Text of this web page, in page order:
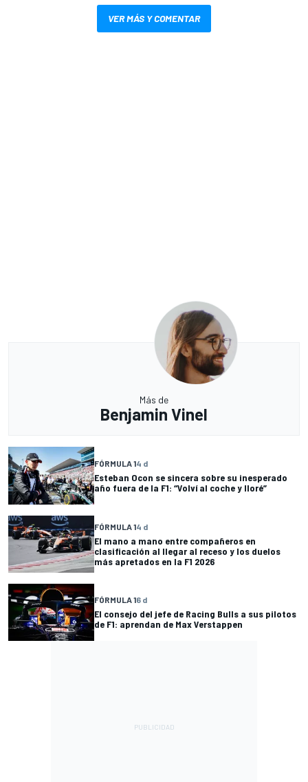
VER MÁS Y COMENTAR
Más de
Benjamin Vinel
FÓRMULA 14 d
Esteban Ocon se sincera sobre su inesperado
año fuera de la F1: “Volví al coche y lloré”
FÓRMULA 14 d
El mano a mano entre compañeros en
clasificación al llegar al receso y los duelos
más apretados en la F1 2026
FÓRMULA 16 d
El consejo del jefe de Racing Bulls a sus pilotos
de F1: aprendan de Max Verstappen